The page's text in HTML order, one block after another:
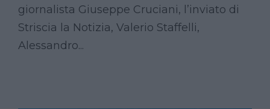
giornalista Giuseppe Cruciani, l’inviato di
Striscia la Notizia, Valerio Staffelli,
Alessandro...